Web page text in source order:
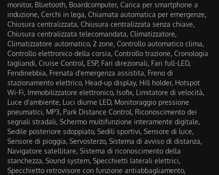
monitor, Bluetooth, Boardcomputer, Carica per smartphone a
induzione, Cerchi in lega, Chiamata automatica per emergenze,
Chiusura centralizzata, Chiusura centralizzata senza chiave,
Chiusura centralizzata telecomandata, Climatizzatore,
Climatizzatore automatico, 2 zone, Controllo automatico clima,
Controllo elettronico della corsia, Controllo trazione, Cronologia
tagliandi, Cruise Control, ESP, Fari direzionali, Fari full-LED,
Fendinebbia, Frenata d'emergenza assistita, Freno di
stazionamento elettrico, Head-up display, Hill holder, Hotspot
Wi-Fi, Immobilizzatore elettronico, Isofix, Limitatore di velocità,
Luce d'ambiente, Luci diurne LED, Monitoraggio pressione
pneumatici, MP3, Park Distance Control, Riconoscimento dei
segnali stradali, Schermo multifunzione interamente digitale,
Sedile posteriore sdoppiato, Sedili sportivi, Sensore di luce,
Sensore di pioggia, Servosterzo, Sistema di avviso di distanza,
Navigatore satellitare, Sistema di riconoscimento della
stanchezza, Sound system, Specchietti laterali elettrici,
Specchietto retrovisore con funzione antiabbagliamento,